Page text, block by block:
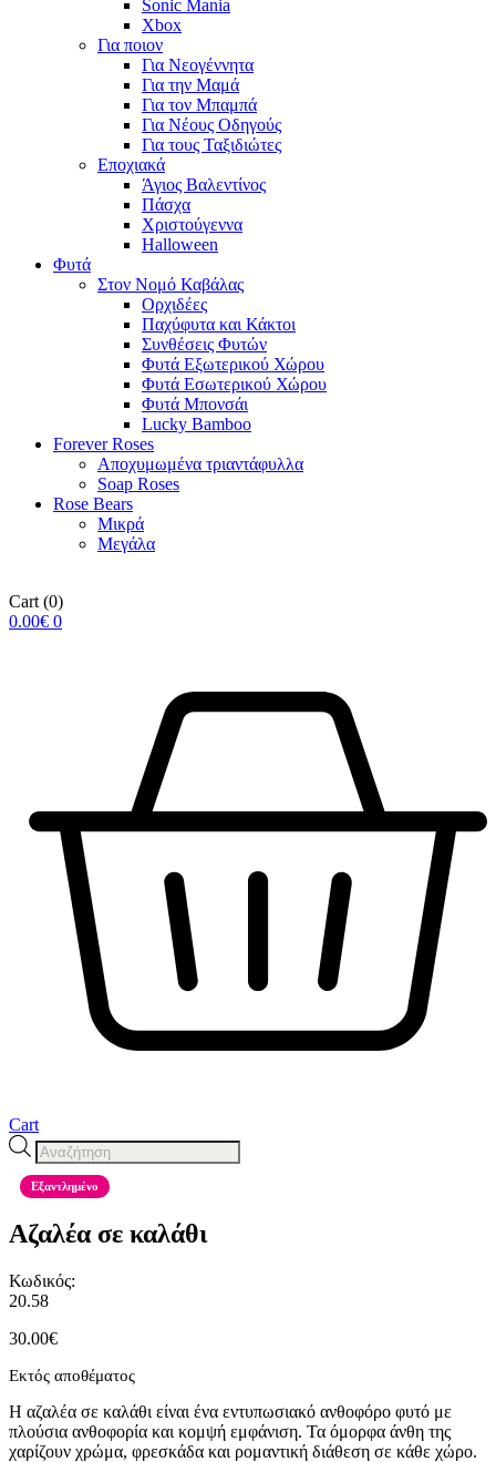
Sonic Mania
Xbox
Για ποιον
Για Νεογέννητα
Για την Μαμά
Για τον Μπαμπά
Για Νέους Οδηγούς
Για τους Ταξιδιώτες
Εποχιακά
Άγιος Βαλεντίνος
Πάσχα
Χριστούγεννα
Halloween
Φυτά
Στον Νομό Καβάλας
Ορχιδέες
Παχύφυτα και Κάκτοι
Συνθέσεις Φυτών
Φυτά Εξωτερικού Χώρου
Φυτά Εσωτερικού Χώρου
Φυτά Μπονσάι
Lucky Bamboo
Forever Roses
Αποχυμωμένα τριαντάφυλλα
Soap Roses
Rose Βears
Μικρά
Μεγάλα
Cart (0)
0.00€ 0
Cart
Products
search
Εξαντλημένο
Αζαλέα σε καλάθι
Κωδικός:
20.58
30.00€
Εκτός αποθέματος
Η αζαλέα σε καλάθι είναι ένα εντυπωσιακό ανθοφόρο φυτό με
πλούσια ανθοφορία και κομψή εμφάνιση. Τα όμορφα άνθη της
χαρίζουν χρώμα, φρεσκάδα και ρομαντική διάθεση σε κάθε χώρο.